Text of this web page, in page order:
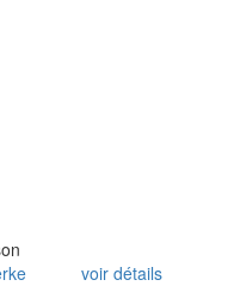
voir détails